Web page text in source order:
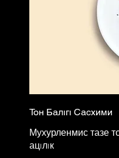
Тон Балıгı Сасхими
Мухурленмис тазе
ацıлıк